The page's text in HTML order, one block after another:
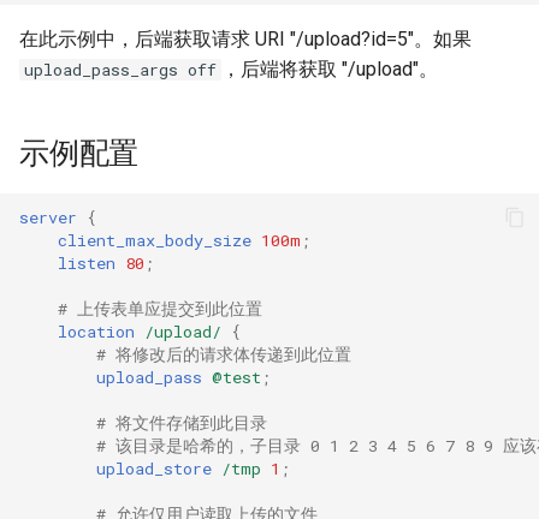
在此示例中，后端获取请求 URI "/upload?id=5"。如果
upload_pass_args off ，后端将获取 "/upload"。
示例配置
server
{
client_max_body_size 100m ;
listen 80 ;
# 上传表单应提交到此位置
location
/upload/
{
# 将修改后的请求体传递到此位置
upload_pass @test ;
# 将文件存储到此目录
# 该目录是哈希的，子目录 0 1 2 3 4 5 6 7 8 9 应该
upload_store /tmp 1 ;
# 允许仅用户读取上传的文件